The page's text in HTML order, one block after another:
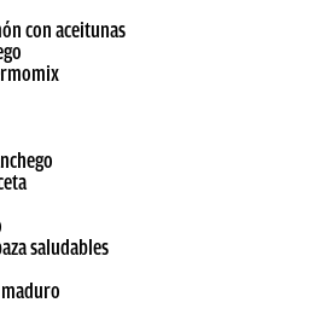
con aceitunas
saludables